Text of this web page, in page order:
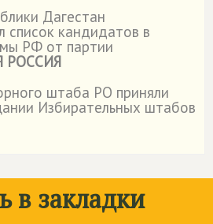
Дагестан
список кандидатов в
РФ от партии
РОССИЯ
штаба РО приняли
Избирательных штабов
в закладки